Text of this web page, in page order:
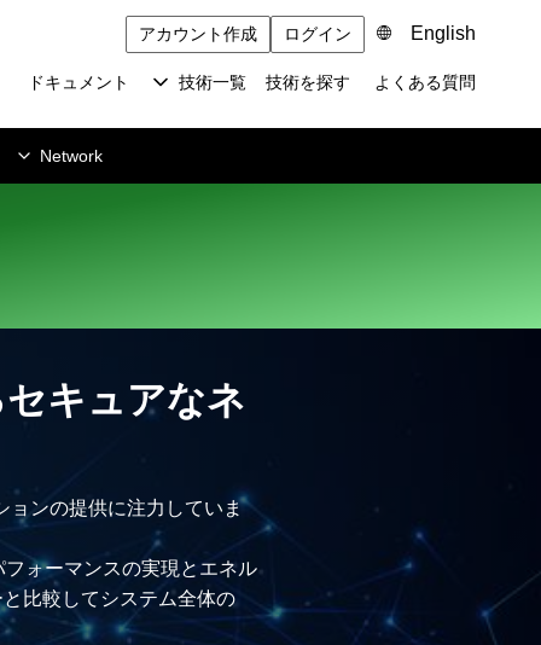
アカウント作成 ログイン English
ドキュメント 技術一覧 技術を探す よくある質問
Network
キュアなネ
ョンの提供に注力していま
ォーマンスの実現とエネル
比較してシステム全体の